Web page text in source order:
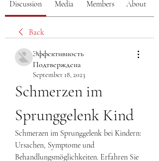
Discussion Media Members About
Back
Эффективность
Подтверждена
September 18, 2023
Schmerzen im
Sprunggelenk Kind
Schmerzen im Sprunggelenk bei Kindern:
Ursachen, Symptome und
Behandlungsmöglichkeiten. Erfahren Sie